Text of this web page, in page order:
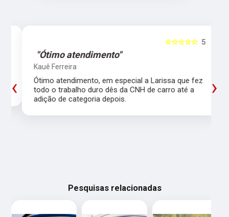
5
☆☆☆☆☆
"Ótimo atendimento"
Kauê Ferreira
Ótimo atendimento, em especial a Larissa que fez
todo o trabalho duro dês da CNH de carro até a
adição de categoria depois.
‹ ›
Pesquisas relacionadas